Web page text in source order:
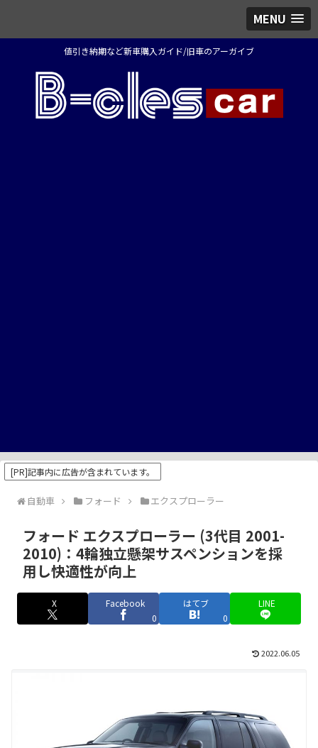
MENU
値引き納期など新車購入ガイド/旧車のアーガイブ
[PR]記事内に広告が含まれています。
自動車 フォード エクスプローラー
フォード エクスプローラー (3代目 2001-
2010)：4輪独立懸架サスペンションを採
用し快適性が向上
X
Facebook
0
はてブ
0
LINE
2022.06.05